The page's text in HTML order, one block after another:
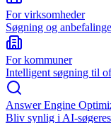
For virksomheder
Søgning og
For kommuner
Intelligent søgning til
Answer Engine
Bliv synlig i AI-